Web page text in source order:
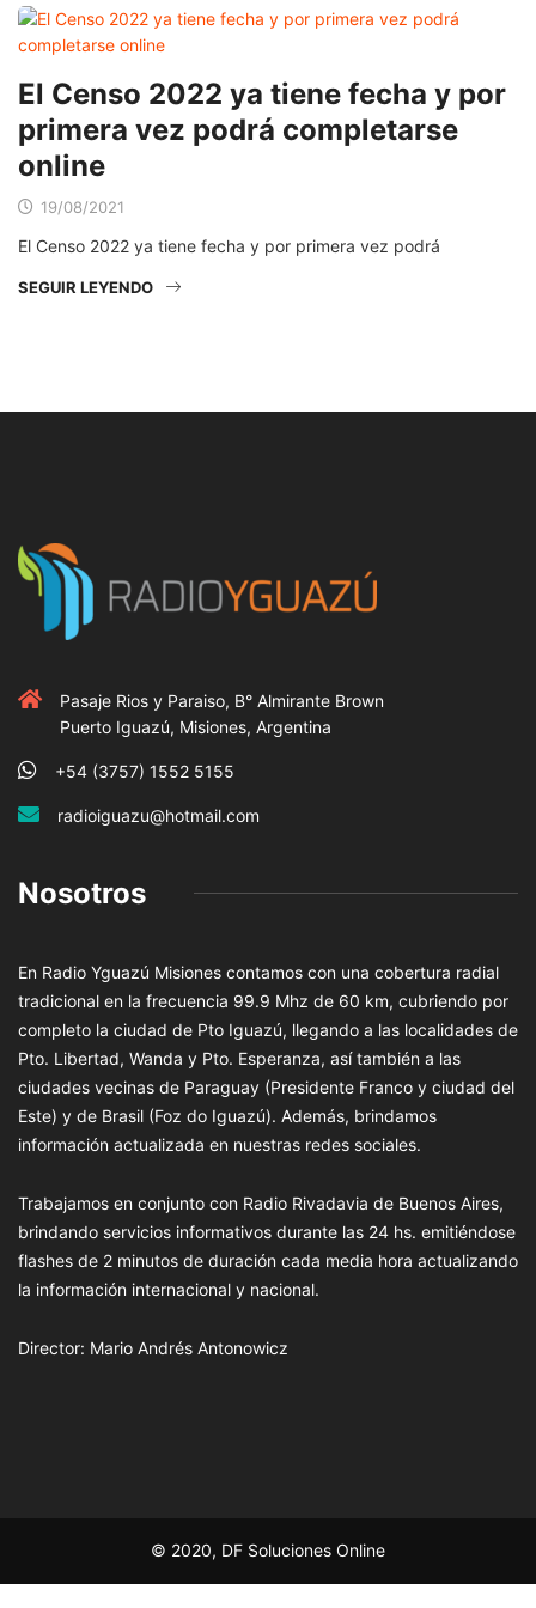
El Censo 2022 ya tiene fecha y por
primera vez podrá completarse
online
19/08/2021
El Censo 2022 ya tiene fecha y por primera vez podrá
SEGUIR LEYENDO
Pasaje Rios y Paraiso, B° Almirante Brown
Puerto Iguazú, Misiones, Argentina
+54 (3757) 1552 5155
radioiguazu@hotmail.com
Nosotros
En Radio Yguazú Misiones contamos con una cobertura radial
tradicional en la frecuencia 99.9 Mhz de 60 km, cubriendo por
completo la ciudad de Pto Iguazú, llegando a las localidades de
Pto. Libertad, Wanda y Pto. Esperanza, así también a las
ciudades vecinas de Paraguay (Presidente Franco y ciudad del
Este) y de Brasil (Foz do Iguazú). Además, brindamos
información actualizada en nuestras redes sociales.
Trabajamos en conjunto con Radio Rivadavia de Buenos Aires,
brindando servicios informativos durante las 24 hs. emitiéndose
flashes de 2 minutos de duración cada media hora actualizando
la información internacional y nacional.
Director: Mario Andrés Antonowicz
© 2020, DF Soluciones Online